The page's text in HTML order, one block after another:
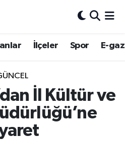
İlçeler Spor E-
İl Kültür ve
ve Fikstür